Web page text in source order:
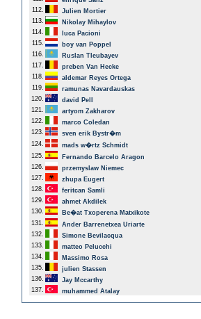
112.
Julien Mortier
113.
Nikolay Mihaylov
114.
luca Pacioni
115.
boy van Poppel
116.
Ruslan Tleubayev
117.
preben Van Hecke
118.
aldemar Reyes Ortega
119.
ramunas Navardauskas
120.
david Pell
121.
artyom Zakharov
122.
marco Coledan
123.
sven erik Bystr�m
124.
mads w�rtz Schmidt
125.
Fernando Barcelo Aragon
126.
przemyslaw Niemec
127.
zhupa Eugert
128.
feritcan Samli
129.
ahmet Akdilek
130.
Be�at Txoperena Matxikote
131.
Ander Barrenetxea Uriarte
132.
Simone Bevilacqua
133.
matteo Pelucchi
134.
Massimo Rosa
135.
julien Stassen
136.
Jay Mccarthy
137.
muhammed Atalay